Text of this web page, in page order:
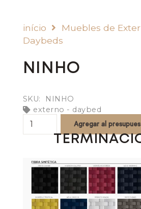
início
Muebles de
Daybeds
NINHO
SKU:
NINHO
externo - daybed
NINHO
quantity
Agregar al